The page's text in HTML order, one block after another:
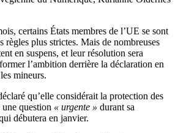
certains États membres de l’UE se sont
règles plus strictes. Mais de nombreuses
en suspens, et leur résolution sera
l’ambition derrière la déclaration en
mineurs.
qu’elle considérait la protection des
question « urgente » durant sa
débutera en janvier.